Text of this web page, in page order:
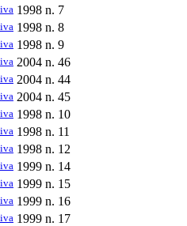
1998 n. 7
1998 n. 8
1998 n. 9
2004 n. 46
2004 n. 44
2004 n. 45
1998 n. 10
1998 n. 11
1998 n. 12
1999 n. 14
1999 n. 15
1999 n. 16
1999 n. 17